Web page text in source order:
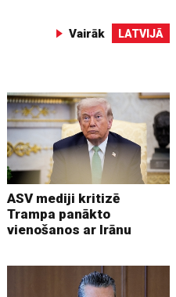
Vairāk LATVIJĀ
ASV mediji kritizē
Trampa panākto
vienošanos ar Irānu